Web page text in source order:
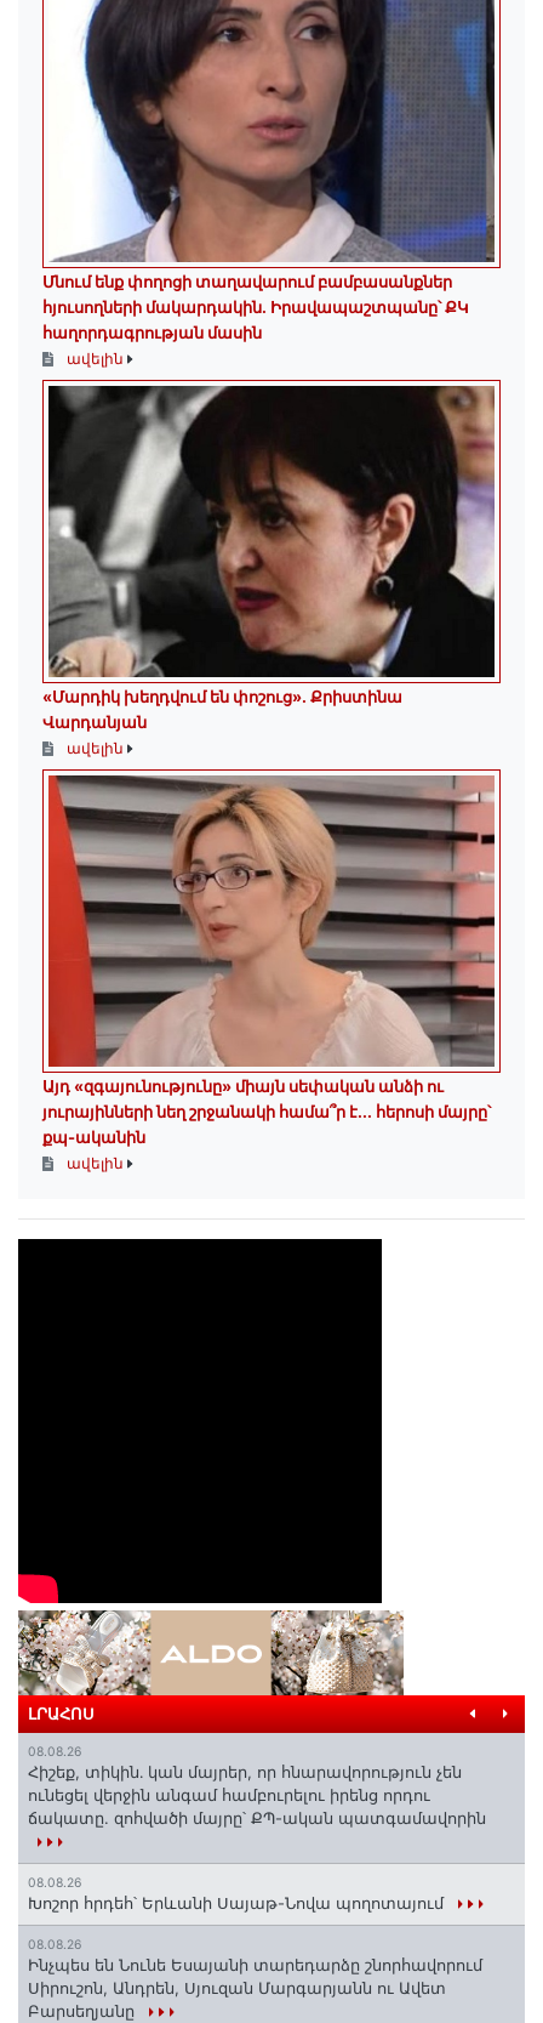
Մնում ենք փողոցի տաղավարում բամբասանքներ
հյուսողների մակարդակին․ Իրավապաշտպանը՝ ՔԿ
հաղորդագրության մասին
ավելին
«Մարդիկ խեղդվում են փոշուց»․ Քրիստինա
Վարդանյան
ավելին
Այդ «զգայունությունը» միայն սեփական անձի ու
յուրայինների նեղ շրջանակի համա՞ր է․․․ հերոսի մայրը՝
քպ-ականին
ավելին
ԼՐԱՀՈՍ
08.08.26
Հիշեք, տիկին․ կան մայրեր, որ հնարավորություն չեն
ունեցել վերջին անգամ համբուրելու իրենց որդու
ճակատը. զոհվածի մայրը՝ ՔՊ-ական պատգամավորին
08.08.26
Խոշոր հրդեհ՝ Երևանի Սայաթ-Նովա պողոտայում
08.08.26
Ինչպես են Նունե Եսայանի տարեդարձը շնորհավորում
Սիրուշոն, Անդրեն, Սյուզան Մարգարյանն ու Ավետ
Բարսեղյանը